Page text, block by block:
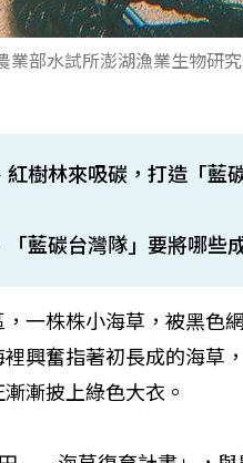
業部水試所澎湖漁業生物研
樹林來吸碳，打造「藍
藍碳台灣隊」要將哪些
一株株小海草，被黑色
興奮指著初長成的海草
漸披上綠色大衣。